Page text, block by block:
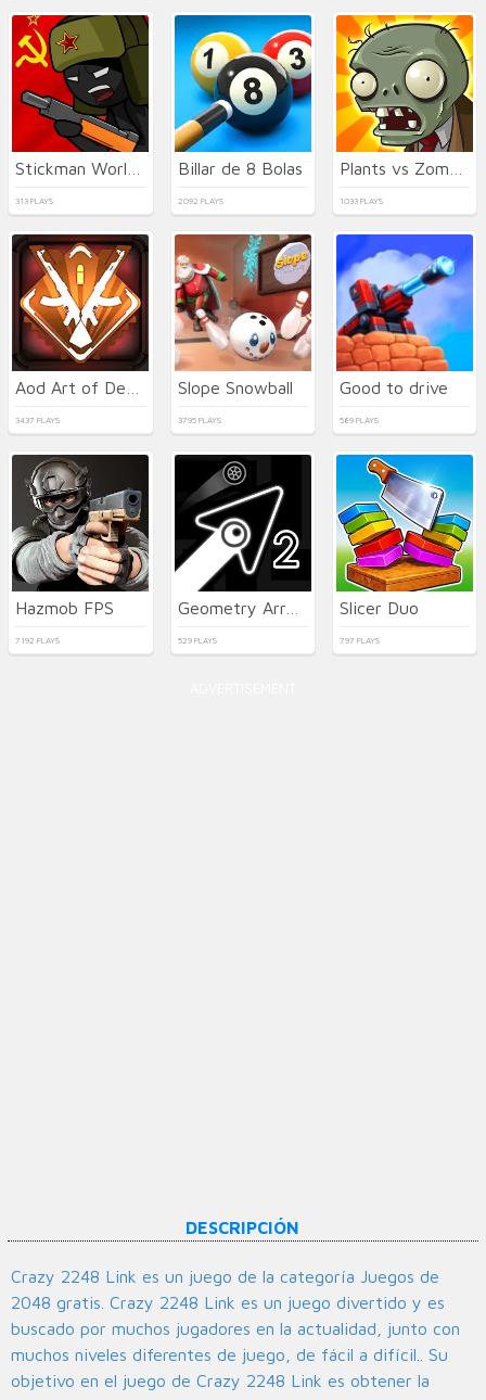
313 PLAYS
Billar de 8 Bolas
2092 PLAYS 1033 PLAYS
3437 PLAYS
Slope Snowball
3795 PLAYS
Good to drive
589 PLAYS
Hazmob FPS
7192 PLAYS
Geometry Arrow 2
529 PLAYS
Slicer Duo
797 PLAYS
DESCRIPCIÓN
Crazy 2248 Link es un juego de la categoría Juegos de
2048 gratis. Crazy 2248 Link es un juego divertido y es
buscado por muchos jugadores en la actualidad, junto con
muchos niveles diferentes de juego, de fácil a difícil.. Su
objetivo en el juego de Crazy 2248 Link es obtener la